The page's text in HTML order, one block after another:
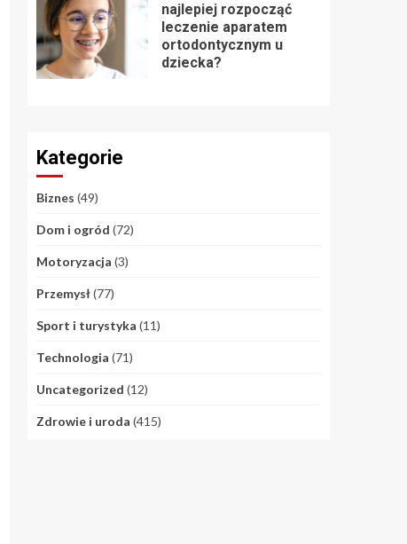
najlepiej rozpocząć
leczenie aparatem
ortodontycznym u
dziecka?
Kategorie
Biznes (49)
Dom i ogród (72)
Motoryzacja (3)
Przemysł(77)
Sport i turystyka (11)
Technologia (71)
Uncategorized (12)
Zdrowie i uroda (415)